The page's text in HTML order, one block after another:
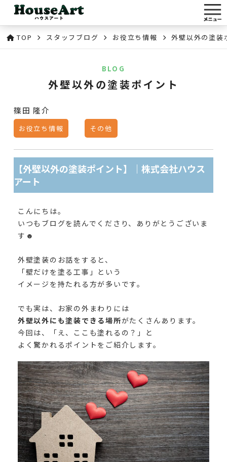
TOP スタッフブログ お役立ち情報 外壁以外の塗装
BLOG
外壁以外の塗装ポイント
篠田 隆介
お役立ち情報 その他
【外壁以外の塗装ポイント】｜株式会社ハウス
アート
こんにちは。
いつもブログを読んでくださり、ありがとうございま
す ☻︎
外壁塗装のお話をすると、
「壁だけを塗る工事」という
イメージを持たれる方が多いです。
でも実は、お家の外まわりには
外壁以外にも塗装できる場所がたくさんあります。
今回は、「え、ここも塗れるの？」と
よく驚かれるポイントをご紹介します。